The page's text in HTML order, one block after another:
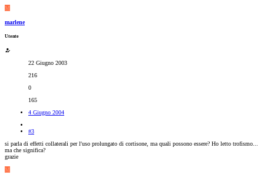
M
marlene
Utente
22 Giugno 2003
216
0
165
4 Giugno 2004
#3
si parla di effetti collaterali per l'uso prolungato di cortisone, ma quali possono essere? Ho letto trofismo...
ma che significa?
grazie
M